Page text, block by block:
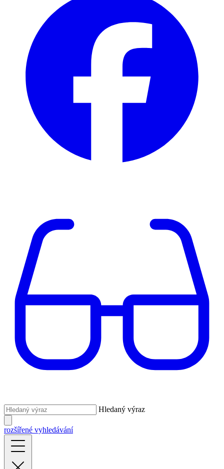
Hledaný výraz
rozšířené vyhledávání